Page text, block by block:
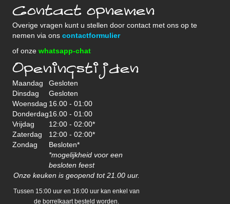
Contact opnemen
Overige vragen kunt u stellen door contact met ons op te
nemen via ons contactformulier
of onze whatsapp-chat
Openingstijden
Maandag
Gesloten
Dinsdag
Gesloten
Woensdag 16.00 - 01:00
Donderdag16.00 - 01:00
Vrijdag
12:00 - 02:00*
Zaterdag
12:00 - 02:00*
Zondag
Besloten*
*mogelijkheid voor een
besloten feest
Onze keuken is geopend tot 21.00 uur.
Tussen 15:00 uur en 16:00 uur kan enkel van
de borrelkaart besteld worden.